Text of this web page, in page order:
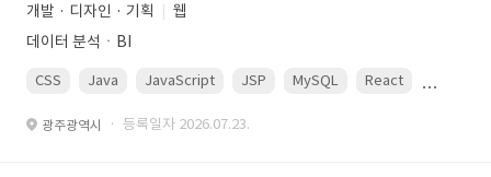
개발 · 디자인 · 기획
웹
데이터 분석ㆍBI
CSS Java JavaScript JSP MySQL React
광주광역시 · 등록일자 2026.07.23.